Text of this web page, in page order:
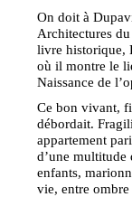
On doit à
Architectures
livre historique,
où il montre le
Naissance de
Ce bon vivant,
débordait.
appartement
d’une multitude
enfants,
vie, entre